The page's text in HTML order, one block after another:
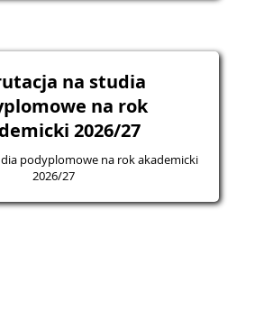
na studia
na rok
2026/27
podyplomowe na rok akademicki
2026/27